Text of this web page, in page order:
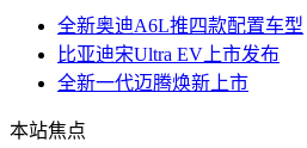
全新奥迪A6L推四款配置车型
比亚迪宋Ultra EV上市发布
全新一代迈腾焕新上市
本站焦点